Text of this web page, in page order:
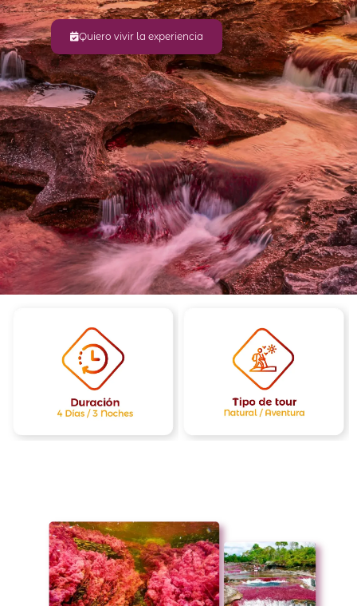
Quiero vivir la experiencia